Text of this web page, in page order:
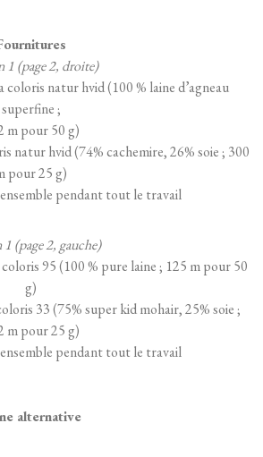
1 (page 2, droite)
natur hvid (100 % laine d’agneau
superfine ;
m pour 50 g)
natur hvid (74% cachemire, 26% soie ; 300
pour 25 g)
pendant tout le travail
1 (page 2, gauche)
95 (100 % pure laine ; 125 m pour 50
g)
33 (75% super kid mohair, 25% soie ;
m pour 25 g)
pendant tout le travail
alternative